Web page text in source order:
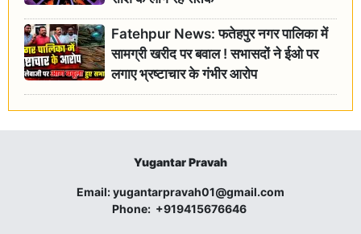
Fatehpur News: फतेहपुर नगर पालिका में
सामग्री खरीद पर बवाल ! सभासदों ने ईओ पर
लगाए भ्रष्टाचार के गंभीर आरोप
Yugantar Pravah
Email:yugantarpravah01@gmail.com
Phone: +919415676646